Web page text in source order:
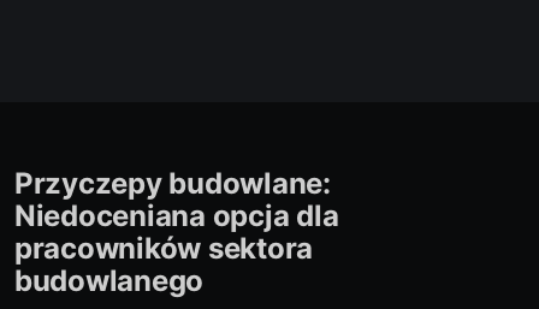
Przyczepy budowlane:
Niedoceniana opcja dla
pracowników sektora
budowlanego